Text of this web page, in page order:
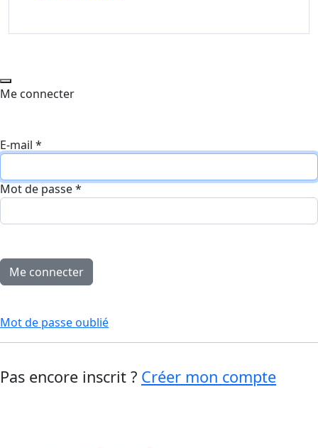
Me connecter
E-mail *
Mot de passe*
Mot de passe oublié
Pas encore inscrit ? Créer mon compte